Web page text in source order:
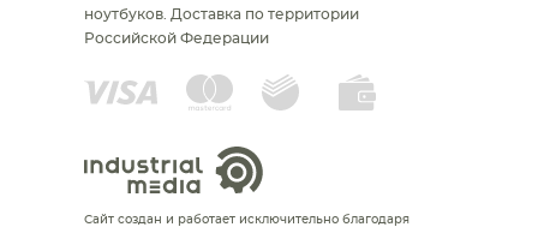
ноутбуков. Доставка по территории
Российской Федерации
Сайт создан и работает исключительно благодаря